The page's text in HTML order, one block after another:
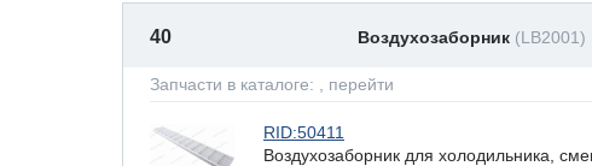
40 Воздухозаборник (LB2001)
Запчасти в каталоге: , перейти
RID:50411
Воздухозаборник для холодильника,